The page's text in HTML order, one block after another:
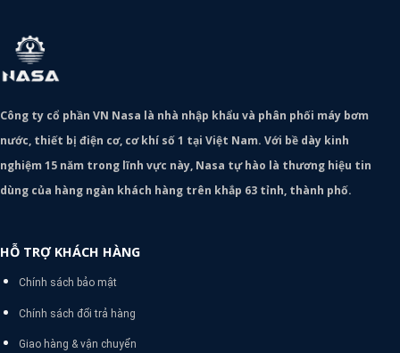
Công ty cổ phần VN Nasa là nhà nhập khẩu và phân phối máy bơm
nước, thiết bị điện cơ, cơ khí số 1 tại Việt Nam. Với bề dày kinh
nghiệm 15 năm trong lĩnh vực này, Nasa tự hào là thương hiệu tin
dùng của hàng ngàn khách hàng trên khắp 63 tỉnh, thành phố.
HỖ TRỢ KHÁCH HÀNG
Chính sách bảo mật
Chính sách đổi trả hàng
Giao hàng & vận chuyển